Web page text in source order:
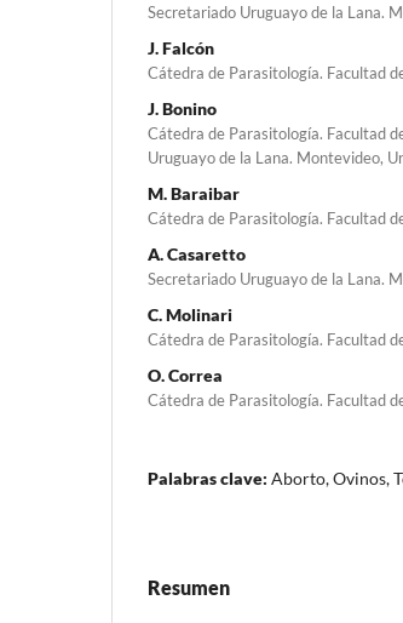
Secretariado Uruguayo de la Lana.
J. Falcón
Cátedra de Parasitología. Facultad
J. Bonino
Cátedra de Parasitología. Facultad
Uruguayo de la Lana. Montevideo,
M. Baraibar
Cátedra de Parasitología. Facultad
A. Casaretto
Secretariado Uruguayo de la Lana.
C. Molinari
Cátedra de Parasitología. Facultad
O. Correa
Cátedra de Parasitología. Facultad
Palabras clave: Aborto, Ovinos,
Resumen